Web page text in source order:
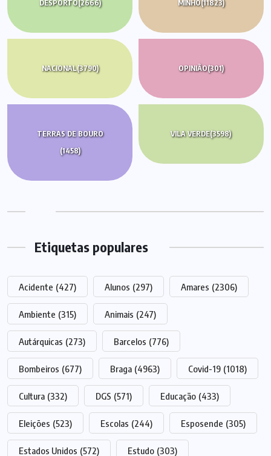
DESPORTO(2666) MINHO(11823)
NACIONAL(3790) OPINIÃO(301)
TERRAS DE BOURO
(1458)
VILA VERDE(3598)
Etiquetas populares
Acidente (427) Alunos (297) Amares (2306)
Ambiente (315) Animais (247)
Autárquicas (273) Barcelos (776)
Bombeiros (677) Braga (4963) Covid-19 (1018)
Cultura (332) DGS (571) Educação (433)
Eleições (523) Escolas (244) Esposende (305)
Estados Unidos (572) Estudo (303)